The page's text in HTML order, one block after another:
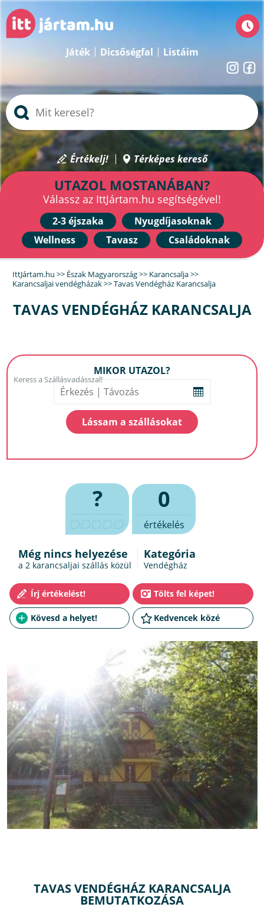
Játék Dicsőségfal Listáim
Értékelj! Térképes kereső
UTAZOL MOSTANÁBAN?
Válassz az IttJártam.hu segítségével!
2-3 éjszaka
Nyugdíjasoknak
Wellness
Tavasz Családoknak
IttJártam.hu >> Észak Magyarország>> Karancsalja>>
Karancsaljai vendégházak>>Tavas Vendégház Karancsalja
TAVAS VENDÉGHÁZ KARANCSALJA
MIKOR UTAZOL?
? 0
értékelés
Még nincs helyezése
a 2 karancsaljai szállás közül
Kategória
Vendégház
TAVAS VENDÉGHÁZ KARANCSALJA
BEMUTATKOZÁSA